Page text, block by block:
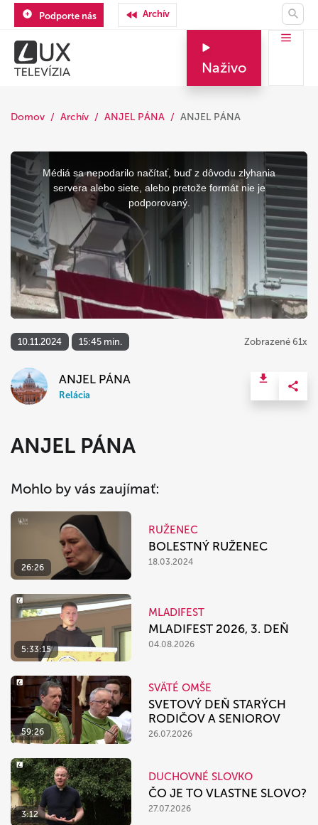
Podporte nás Archív
Naživo
Domov Archív ANJEL PÁNA ANJEL PÁNA
This
modal
window.
Médiá sa nepodarilo načítať, buď z dôvodu zlyhania
servera alebo siete, alebo pretože formát nie je
podporovaný.
10.11.2024 15:45 min. Zobrazené 61x
ANJEL PÁNA
Relácia
ANJEL PÁNA
Mohlo by vás zaujímať:
26:26
RUŽENEC
BOLESTNÝ RUŽENEC
18.03.2024
5:33:15
MLADIFEST
MLADIFEST 2026, 3. DEŇ
04.08.2026
59:26
SVÄTÉ OMŠE
SVETOVÝ DEŇ STARÝCH
RODIČOV A SENIOROV
26.07.2026
3:12
DUCHOVNÉ SLOVKO
ČO JE TO VLASTNE SLOVO?
27.07.2026